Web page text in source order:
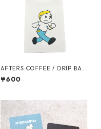
AFTERS COFFEE / DRIP BAG
SET (3個セット)
¥600